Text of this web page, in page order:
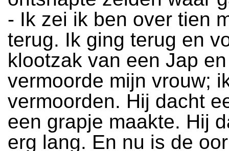
- Ik zei ik ben over tien
terug. Ik ging terug en
klootzak van een Jap
vermoorde mijn vrouw;
vermoorden. Hij dacht
een grapje maakte. Hij
erg lang. En nu is de